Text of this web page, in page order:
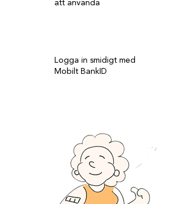
att använda
Logga in smidigt med
Mobilt BankID